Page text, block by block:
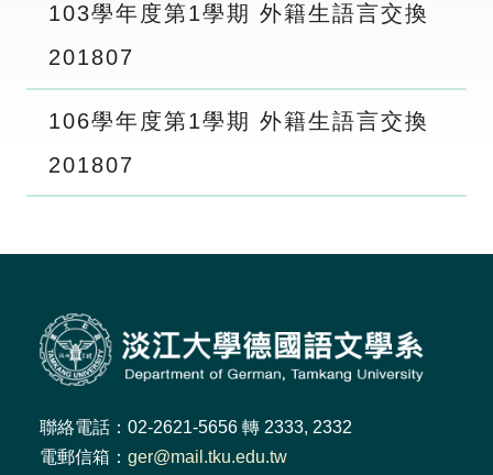
103學年度第1學期 外籍生語言交換
201807
106學年度第1學期 外籍生語言交換
201807
聯絡電話：02-2621-5656 轉 2333, 2332
電郵信箱： ger@mail.tku.edu.tw